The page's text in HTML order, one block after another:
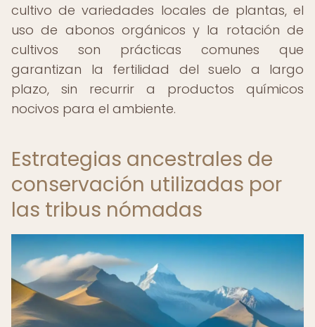
cultivo de variedades locales de plantas, el
uso de abonos orgánicos y la rotación de
cultivos son prácticas comunes que
garantizan la fertilidad del suelo a largo
plazo, sin recurrir a productos químicos
nocivos para el ambiente.
Estrategias ancestrales de
conservación utilizadas por
las tribus nómadas